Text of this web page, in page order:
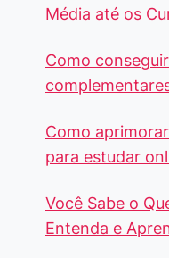
Média até os
Como
Como
para estudar
Você Sabe o
Entenda e